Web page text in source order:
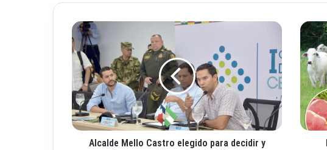
t
c
o
r
o
e
l
A
l
c
d
e
M
e
Alcalde Mello Castro elegido para decidir y
D
e
c
l
a
r
a
o